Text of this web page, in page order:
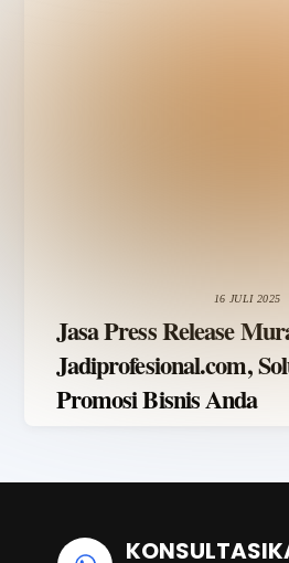
16 JULI 2025
Jasa Press Release
Jadiprofesional.com,
Promosi Bisnis Anda